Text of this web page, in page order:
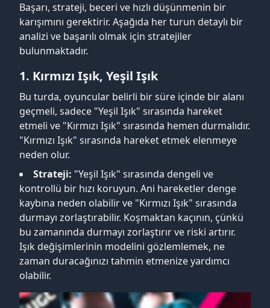
Başarı, strateji, beceri ve hızlı düşünmenin bir
karışımını gerektirir. Aşağıda her turun detaylı bir
analizi ve başarılı olmak için stratejiler
bulunmaktadır.
1. Kırmızı Işık, Yeşil Işık
Bu turda, oyuncular belirli bir süre içinde bir alanı
geçmeli, sadece "Yeşil Işık" sırasında hareket
etmeli ve "Kırmızı Işık" sırasında hemen durmalıdır.
"Kırmızı Işık" sırasında hareket etmek elenmeye
neden olur.
Strateji: "Yeşil Işık" sırasında dengeli ve
kontrollü bir hızı koruyun. Ani hareketler denge
kaybına neden olabilir ve "Kırmızı Işık" sırasında
durmayı zorlaştırabilir. Koşmaktan kaçının, çünkü
bu zamanında durmayı zorlaştırır ve riski artırır.
Işık değişimlerinin modelini gözlemlemek, ne
zaman duracağınızı tahmin etmenize yardımcı
olabilir.